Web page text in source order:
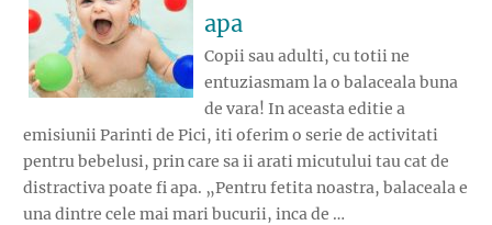
apa
Copii sau adulti, cu totii ne
entuziasmam la o balaceala buna
de vara! In aceasta editie a
emisiunii Parinti de Pici, iti oferim o serie de activitati
pentru bebelusi, prin care sa ii arati micutului tau cat de
distractiva poate fi apa. „Pentru fetita noastra, balaceala e
una dintre cele mai mari bucurii, inca de …